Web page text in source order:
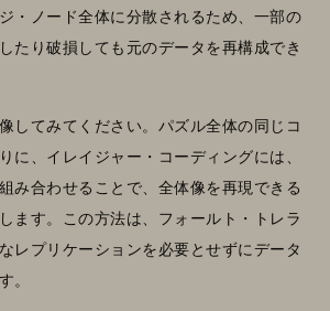
・ノード全体に分散されるため、一部の
たり破損しても元のデータを再構成でき
してみてください。パズル全体の同じコ
に、イレイジャー・コーディングには、
み合わせることで、全体像を再現できる
ます。この方法は、フォールト・トレラ
レプリケーションを必要とせずにデータ
。